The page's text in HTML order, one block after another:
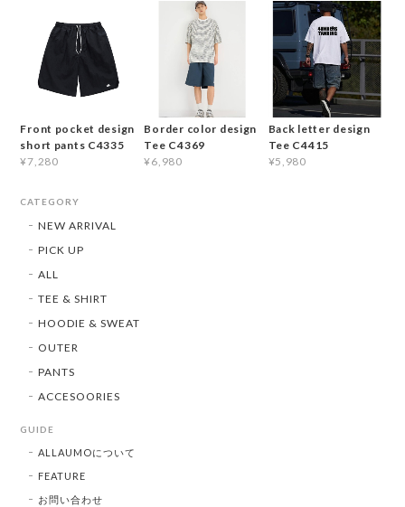
Front pocket design
short pants C4335
¥7,280
Border color design
Tee C4369
¥6,980
Back letter design
Tee C4415
¥5,980
CATEGORY
NEW ARRIVAL
PICK UP
ALL
TEE & SHIRT
HOODIE & SWEAT
OUTER
PANTS
ACCESOORIES
GUIDE
ALLAUMOについて
FEATURE
お問い合わせ